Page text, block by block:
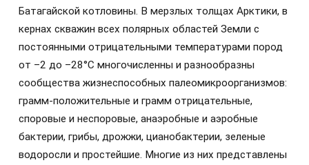
Батагайской котловины. В мерзлых толщах Арктики, в
кернах скважин всех полярных областей Земли с
постоянными отрицательными температурами пород
от –2 до –28°С многочисленны и разнообразны
сообщества жизнеспособных палеомикроорганизмов:
грамм-положительные и грамм отрицательные,
споровые и неспоровые, анаэробные и аэробные
бактерии, грибы, дрожжи, цианобактерии, зеленые
водоросли и простейшие. Многие из них представлены